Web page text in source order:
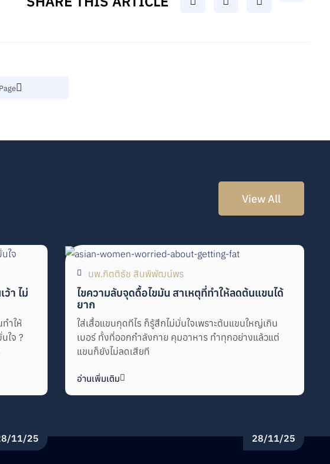
View All
11/25
า ไม่
ำให้
ใจ ?
28/11/25
นพ.กิตติธัช สินพิพัฒน์พร
ไขความลับจุดดื้อไขมัน สาเหตุที่ทำให้ลดต้นแขนได้
ยาก
ใส่เสื้อแขนกุดทีไร ก็รู้สึกไม่มั่นใจเพราะต้นแขนใหญ่เกิน
เบอร์ ทั้งที่ออกกำลังกาย คุมอาหาร ทำทุกอย่างแล้วแต่
แขนก็ยังไม่ลดเสียที
อ่านเพิ่มเติม